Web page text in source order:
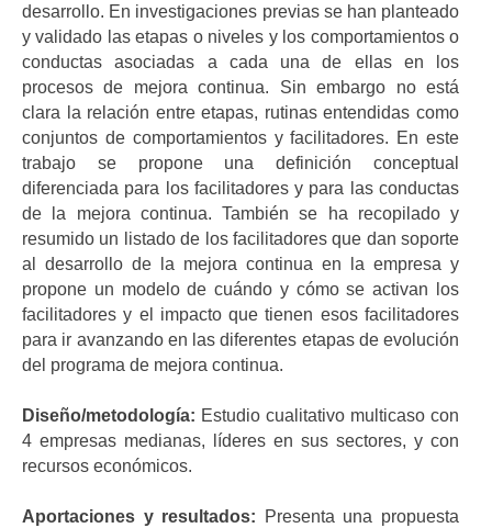
desarrollo. En investigaciones previas se han planteado
y validado las etapas o niveles y los comportamientos o
conductas asociadas a cada una de ellas en los
procesos de mejora continua. Sin embargo no está
clara la relación entre etapas, rutinas entendidas como
conjuntos de comportamientos y facilitadores. En este
trabajo se propone una definición conceptual
diferenciada para los facilitadores y para las conductas
de la mejora continua. También se ha recopilado y
resumido un listado de los facilitadores que dan soporte
al desarrollo de la mejora continua en la empresa y
propone un modelo de cuándo y cómo se activan los
facilitadores y el impacto que tienen esos facilitadores
para ir avanzando en las diferentes etapas de evolución
del programa de mejora continua.
Diseño/metodología: Estudio cualitativo multicaso con
4 empresas medianas, líderes en sus sectores, y con
recursos económicos.
Aportaciones y resultados: Presenta una propuesta